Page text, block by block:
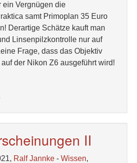
ein Vergnügen die
samt Primoplan 35 Euro
Derartige Schätze kauft man
Linsenpilzkontrolle nur auf
Frage, dass das Objektiv
der Nikon Z6 ausgeführt wird!
II
Ralf Jannke - Wissen,